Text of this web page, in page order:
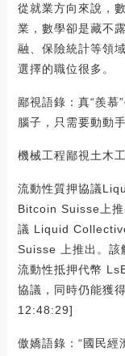
從就業方向來說，
業，數學卻是藏不
融、保險統計等領
選擇的職位很多。
鄙視語錄：真“羨慕
腦子，只需要動動
機械工程鄙視土木
流動性質押協議
Bitcoin Suisse上推
議 Liquid
Suisse 上推出。該
流動性抵押代幣
協議，同時仍能獲
12:48:29]
傲嬌語錄：“國民經